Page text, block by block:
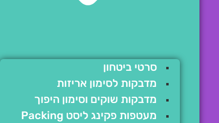
סרטי ביטחון
מדבקות לסימון אריזות
מדבקות שוקים וסימון היפוך
מעטפות פקינג ליסט Packing